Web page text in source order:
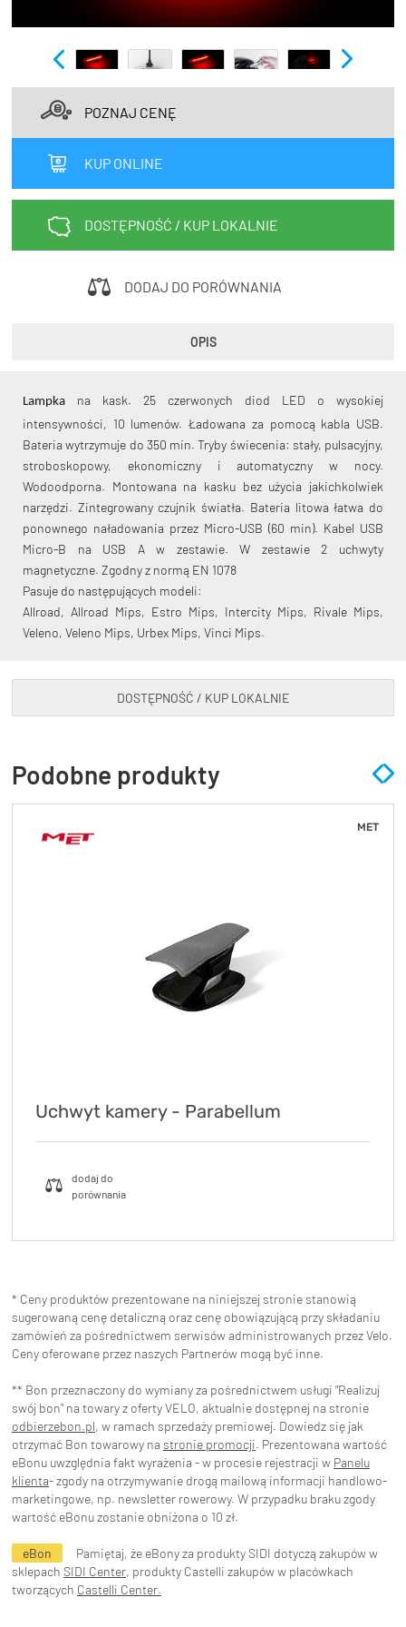
Kup bon podarunkowy
Zestawy opon Vittoria teraz w
promocji z eBonem 60zł na kolejne
Sprawdź teraz >>>
Kup bon podarunkowy
WYPRZEDAŻ
OUTLET
KryptoFlex Key Cable
34,90 zł* 89,00 zł*
BONY
KONTAKT
POZNAJ CENĘ
KUP ONLINE
DOSTĘPNOŚĆ / KUP LOKALNIE
DODAJ DO PORÓWNANIA
OPIS
Lampka na kask. 25 czerwonych diod LED o wysokiej
intensywności, 10 lumenów. Ładowana za pomocą kabla USB.
Bateria wytrzymuje do 350 min. Tryby świecenia: stały, pulsacyjny,
stroboskopowy, ekonomiczny i automatyczny w nocy.
Wodoodporna. Montowana na kasku bez użycia jakichkolwiek
narzędzi. Zintegrowany czujnik światła. Bateria litowa łatwa do
ponownego naładowania przez Micro-USB (60 min). Kabel USB
Micro-B na USB A w zestawie. W zestawie 2 uchwyty
magnetyczne. Zgodny z normą EN 1078
Pasuje do następujących modeli:
Allroad, Allroad Mips, Estro Mips, Intercity Mips, Rivale Mips,
Veleno, Veleno Mips, Urbex Mips, Vinci Mips.
DOSTĘPNOŚĆ / KUP LOKALNIE
Podobne produkty
MET
Uchwyt kamery - Parabellum
* Ceny produktów prezentowane na niniejszej stronie stanowią
sugerowaną cenę detaliczną oraz cenę obowiązującą przy składaniu
zamówień za pośrednictwem serwisów administrowanych przez Velo.
Ceny oferowane przez naszych Partnerów mogą być inne.
** Bon przeznaczony do wymiany za pośrednictwem usługi "Realizuj
swój bon" na towary z oferty VELO, aktualnie dostępnej na stronie
odbierzebon.pl, w ramach sprzedaży premiowej. Dowiedz się jak
otrzymać Bon towarowy na stronie promocji. Prezentowana wartość
eBonu uwzględnia fakt wyrażenia - w procesie rejestracji w Panelu
klienta- zgody na otrzymywanie drogą mailową informacji handlowo-
marketingowe, np. newsletter rowerowy. W przypadku braku zgody
wartość eBonu zostanie obniżona o 10 zł.
eBon
Pamiętaj, że eBony za produkty SIDI dotyczą zakupów w
sklepach SIDI Center, produkty Castelli zakupów w placówkach
tworzących Castelli Center.